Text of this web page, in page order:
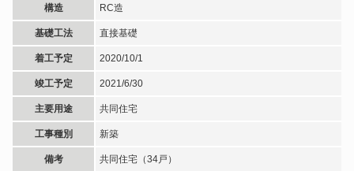
構造 RC造
基礎工法 直接基礎
着工予定 2020/10/1
竣工予定 2021/6/30
主要用途 共同住宅
工事種別 新築
備考 共同住宅（34戸）